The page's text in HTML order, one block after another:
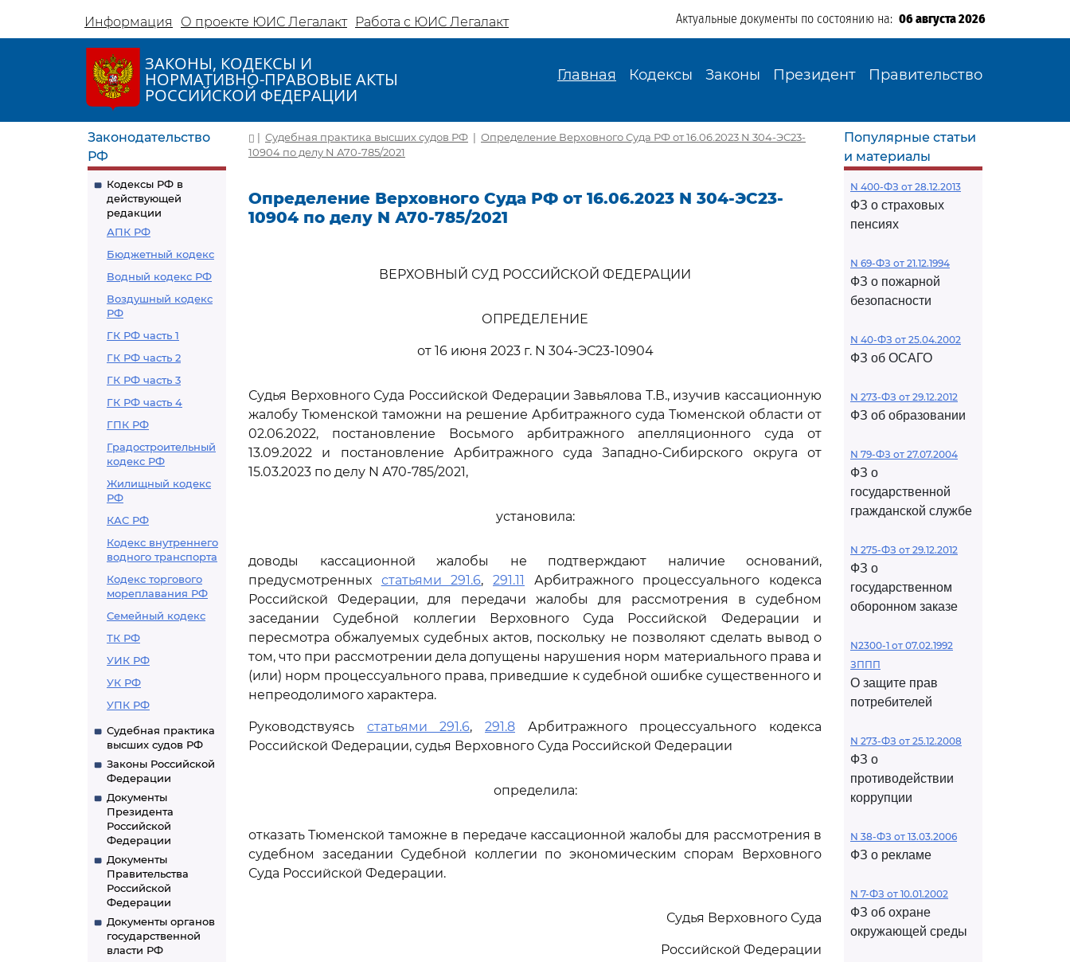
Информация О проекте ЮИС Легалакт Работа с ЮИС Легалакт Актуальные документы по состоянию на: 06 августа 2026
ЗАКОНЫ, КОДЕКСЫ И
НОРМАТИВНО-ПРАВОВЫЕ АКТЫ
РОССИЙСКОЙ ФЕДЕРАЦИИ
Главная Кодексы Законы Президент Правительство
Законодательство
РФ
Кодексы РФ в
действующей
редакции
АПК РФ
Бюджетный кодекс
Водный кодекс РФ
Воздушный кодекс
РФ
ГК РФ часть 1
ГК РФ часть 2
ГК РФ часть 3
ГК РФ часть 4
ГПК РФ
Градостроительный
кодекс РФ
Жилищный кодекс
РФ
КАС РФ
Кодекс внутреннего
водного транспорта
Кодекс торгового
мореплавания РФ
Семейный кодекс
ТК РФ
УИК РФ
УК РФ
УПК РФ
Судебная практика
высших судов РФ
Законы Российской
Федерации
Документы
Президента
Российской
Федерации
Документы
Правительства
Российской
Федерации
Документы органов
государственной
власти РФ
| Судебная практика высших судов РФ | Определение Верховного Суда РФ от 16.06.2023 N 304-ЭС23-
10904 по делу N А70-785/2021
Определение Верховного Суда РФ от 16.06.2023 N 304-ЭС23-
10904 по делу N А70-785/2021
ВЕРХОВНЫЙ СУД РОССИЙСКОЙ ФЕДЕРАЦИИ
ОПРЕДЕЛЕНИЕ
от 16 июня 2023 г. N 304-ЭС23-10904
Судья Верховного Суда Российской Федерации Завьялова Т.В., изучив кассационную
жалобу Тюменской таможни на решение Арбитражного суда Тюменской области от
02.06.2022, постановление Восьмого арбитражного апелляционного суда от
13.09.2022 и постановление Арбитражного суда Западно-Сибирского округа от
15.03.2023 по делу N А70-785/2021,
установила:
доводы кассационной жалобы не подтверждают наличие оснований,
предусмотренных статьями 291.6,291.11
Арбитражного процессуального кодекса
Российской Федерации, для передачи жалобы для рассмотрения в судебном
заседании Судебной коллегии Верховного Суда Российской Федерации и
пересмотра обжалуемых судебных актов, поскольку не позволяют сделать вывод о
том, что при рассмотрении дела допущены нарушения норм материального права и
(или) норм процессуального права, приведшие к судебной ошибке существенного и
непреодолимого характера.
Руководствуясь статьями 291.6,291.8 Арбитражного процессуального кодекса
Российской Федерации, судья Верховного Суда Российской Федерации
определила:
отказать Тюменской таможне в передаче кассационной жалобы для рассмотрения в
судебном заседании Судебной коллегии по экономическим спорам Верховного
Суда Российской Федерации.
Судья Верховного Суда
Российской Федерации
Популярные статьи
и материалы
N 400-ФЗ от 28.12.2013
ФЗ о страховых
пенсиях
N 69-ФЗ от 21.12.1994
ФЗ о пожарной
безопасности
N 40-ФЗ от 25.04.2002
ФЗ об ОСАГО
N 273-ФЗ от 29.12.2012
ФЗ об образовании
N 79-ФЗ от 27.07.2004
ФЗ о
государственной
гражданской службе
N 275-ФЗ от 29.12.2012
ФЗ о
государственном
оборонном заказе
N2300-1 от 07.02.1992
ЗППП
О защите прав
потребителей
N 273-ФЗ от 25.12.2008
ФЗ о
противодействии
коррупции
N 38-ФЗ от 13.03.2006
ФЗ о рекламе
N 7-ФЗ от 10.01.2002
ФЗ об охране
окружающей среды